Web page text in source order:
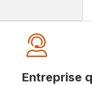
Entreprise